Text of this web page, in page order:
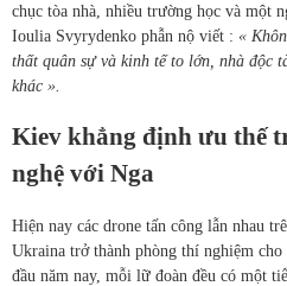
chục tòa nhà, nhiều trường học và một
Ioulia Svyrydenko phẫn nộ viết : «
thất quân sự và kinh tế to lớn, nhà độc
khác ».
Kiev khẳng định ưu thế
nghệ với Nga
Hiện nay các drone tấn công lẫn nhau
Ukraina trở thành phòng thí nghiệm
đầu năm nay, mỗi lữ đoàn đều có một